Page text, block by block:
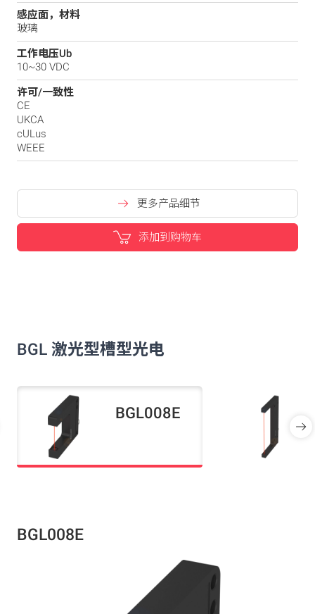
感应面，材料
玻璃
工作电压Ub
10~30 VDC
许可/一致性
CE
UKCA
cULus
WEEE
更多产品细节
添加到购物车
BGL 激光型槽型光电
BGL008E
BGL008E